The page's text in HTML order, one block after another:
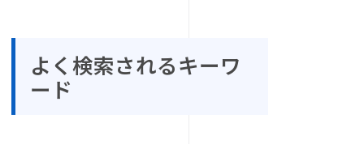
よく検索されるキーワ
ード